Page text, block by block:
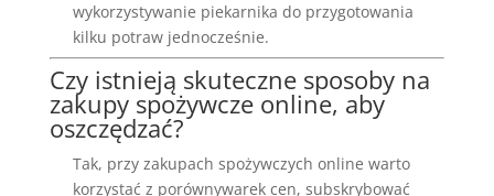
wykorzystywanie piekarnika do przygotowania
kilku potraw jednocześnie.
Czy istnieją skuteczne sposoby na
zakupy spożywcze online, aby
oszczędzać?
Tak, przy zakupach spożywczych online warto
korzystać z porównywarek cen, subskrybować